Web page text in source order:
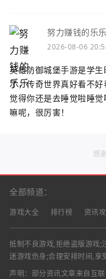
努力赚钱的乐乐
2026-08-06
英雄防御城堡手游是学
了，传奇世界真好看不
觉得你还是去睡觉啦睡
嘛呢，很厉害！
感
全部频道：
游戏大全 排行榜 资讯
抵制不良游戏,拒绝盗版游戏;
迷游戏伤身;合理安排时间,享
声明：部分资讯文章来自互